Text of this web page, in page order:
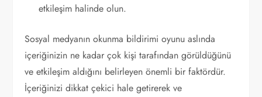
etkileşim halinde olun.
Sosyal medyanın okunma bildirimi oyunu aslında
içeriğinizin ne kadar çok kişi tarafından görüldüğünü
ve etkileşim aldığını belirleyen önemli bir faktördür.
İçeriğinizi dikkat çekici hale getirerek ve